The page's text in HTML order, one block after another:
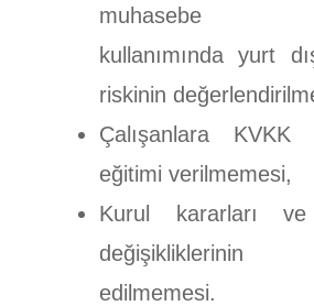
muhasebe
kullanımında yurt
riskinin
Çalışanlara KVKK
eğitimi verilmemesi,
Kurul kararları
edilmemesi.